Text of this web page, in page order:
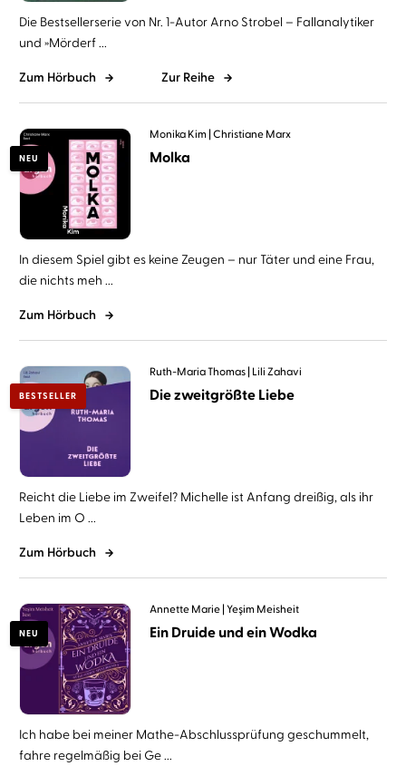
Die Bestsellerserie von Nr. 1-Autor Arno Strobel – Fallanalytiker
und »Mörderf ...
Zum Hörbuch Zur Reihe
NEU
Monika Kim Christiane Marx
Molka
In diesem Spiel gibt es keine Zeugen – nur Täter und eine Frau,
die nichts meh ...
Zum Hörbuch
BESTSELLER
Ruth-Maria Thomas Lili Zahavi
Die zweitgrößte Liebe
Reicht die Liebe im Zweifel? Michelle ist Anfang dreißig, als ihr
Leben im O ...
Zum Hörbuch
NEU
Annette Marie Yeşim Meisheit
Ein Druide und ein Wodka
Ich habe bei meiner Mathe-Abschlussprüfung geschummelt,
fahre regelmäßig bei Ge ...